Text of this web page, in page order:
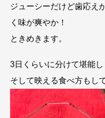
ジューシーだけど歯応え
く味が爽やか！
ときめきます。
3日くらいに分けて堪能し
そして映える食べ方もし